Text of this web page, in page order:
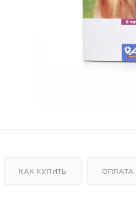
КАК КУПИТЬ ОПЛАТА